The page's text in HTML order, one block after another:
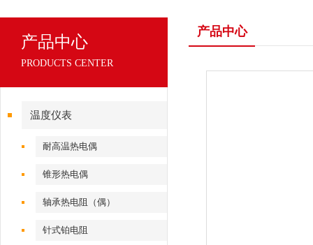
产品中心
PRODUCTS CENTER
温度仪表
耐高温热电偶
锥形热电偶
轴承热电阻（偶）
针式铂电阻
产品中心